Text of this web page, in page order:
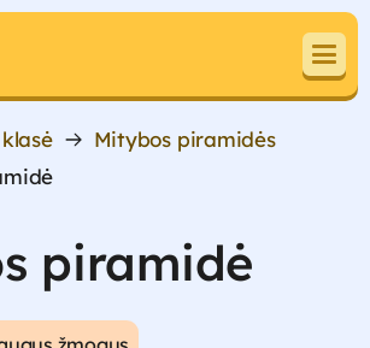
Mitybos piramidės
piramidė